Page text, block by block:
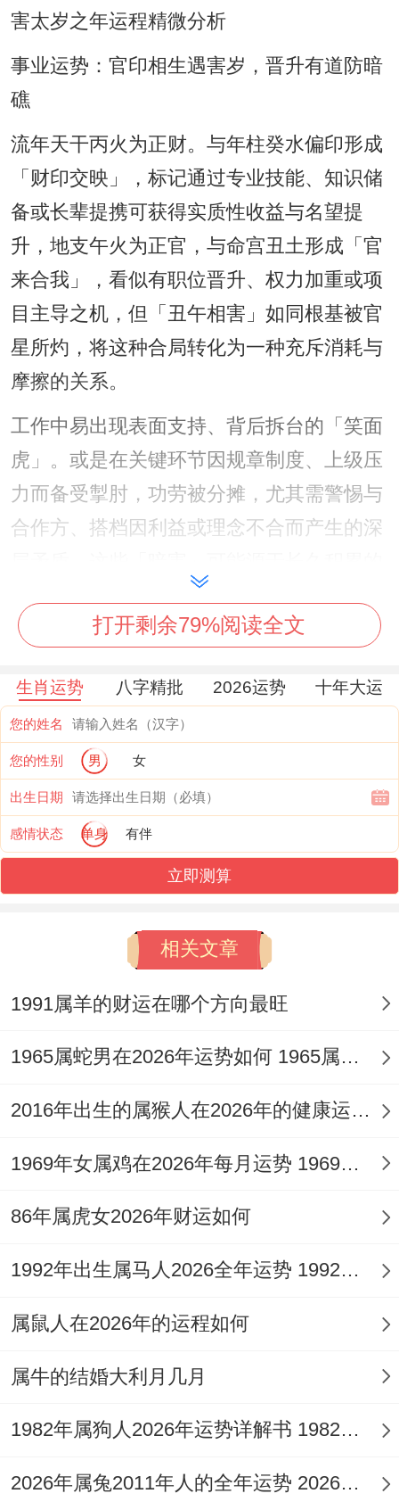
害太岁之年运程精微分析
事业运势：官印相生遇害岁，晋升有道防暗
礁
流年天干丙火为正财。与年柱癸水偏印形成
「财印交映」，标记通过专业技能、知识储
备或长辈提携可获得实质性收益与名望提
升，地支午火为正官，与命宫丑土形成「官
来合我」，看似有职位晋升、权力加重或项
目主导之机，但「丑午相害」如同根基被官
星所灼，将这种合局转化为一种充斥消耗与
摩擦的关系。
工作中易出现表面支持、背后拆台的「笑面
虎」。或是在关键环节因规章制度、上级压
力而备受掣肘，功劳被分摊，尤其需警惕与
合作方、搭档因利益或理念不合而产生的深
结合流月走势，年初与年尾压力最大，年中
或有转圜之机，凡事宜公开透明，避免私下
承诺，将决策依据书面化，可借「官印相
生」之力，以专业权威应对是非。
财运运势：正财明朗偏财隐，库墓受损守为
攻
丙火正财星透于岁干。昭示此年工资、主业
收入稳定，甚至可能因业绩达标获得奖金，
对于从事稳定行业或管理岗位者，此象尤为
明显，然丑土为金库，亦为财库，受午火之
害，有「财库受灼」之嫌。
这代表着赚取的财富难以积累。容易因家庭
耗，偏财星深藏不露，且受太岁所制，故不
从投资角度，同「火」相关的能源、文化、
互联网行业虽有契机，但「害太岁」年份易
实，此年理财核心在于「守」，重在规划现
感情姻缘运势：墙内静好墙外风，克制妄念
保清宁
打开剩余79%阅读全文
生肖运势 八字精批 2026运势 十年大运
您的姓名
您的性别 男 女
出生日期
感情状态 单身 有伴
立即测算
相关文章
1991属羊的财运在哪个方向最旺
1965属蛇男在2026年运势如何 1965属蛇男在2012健康运
2016年出生的属猴人在2026年的健康运势 2016年出生的是什么命
1969年女属鸡在2026年每月运势 1969年女属鸡是什么命
86年属虎女2026年财运如何
1992年出生属马人2026全年运势 1992年出生属什么生肖
属鼠人在2026年的运程如何
属牛的结婚大利月几月
1982年属狗人2026年运势详解书 1982年属狗人有几次婚姻
2026年属兔2011年人的全年运势 2026年属兔2026年宝宝